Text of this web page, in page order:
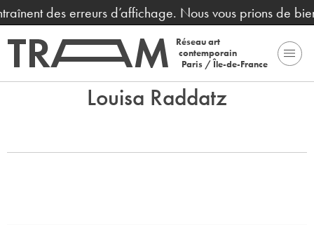
des erreurs d’affichage. Nous vous prions de
Réseau art
contemporain
Paris / Île-de-France
Louisa Raddatz